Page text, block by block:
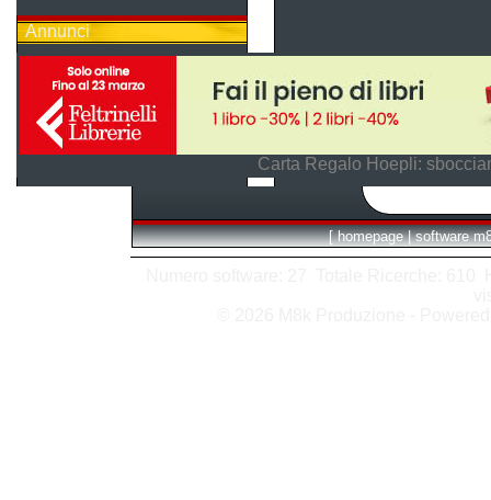
Annunci
Carta Regalo Hoepli:
[ homepage | software